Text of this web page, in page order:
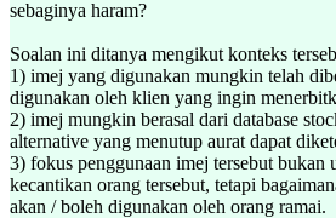
sebaginya haram?
Soalan ini ditanya mengikut konteks
1) imej yang digunakan mungkin telah
digunakan oleh klien yang ingin
2) imej mungkin berasal dari database
alternative yang menutup aurat dapat
3) fokus penggunaan imej tersebut bukan
kecantikan orang tersebut, tetapi
akan / boleh digunakan oleh orang ramai.